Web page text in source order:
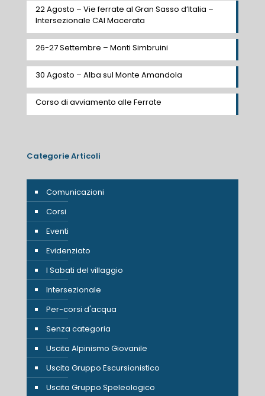
22 Agosto – Vie ferrate al Gran Sasso d’Italia –
Intersezionale CAI Macerata
26-27 Settembre – Monti Simbruini
30 Agosto – Alba sul Monte Amandola
Corso di avviamento alle Ferrate
Categorie Articoli
Comunicazioni
Corsi
Eventi
Evidenziato
I Sabati del villaggio
Intersezionale
Per-corsi d'acqua
Senza categoria
Uscita Alpinismo Giovanile
Uscita Gruppo Escursionistico
Uscita Gruppo Speleologico